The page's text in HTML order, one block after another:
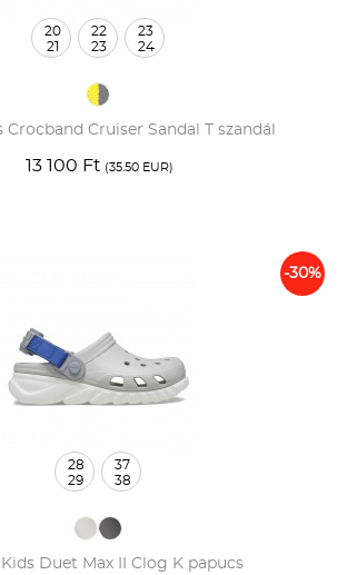
Crocband Cruiser Sandal T szandál
13 100 Ft (35.50 EUR)
20
21
22
23
23
24
-30%
Duet Max II Clog K papucs
28
29
37
38